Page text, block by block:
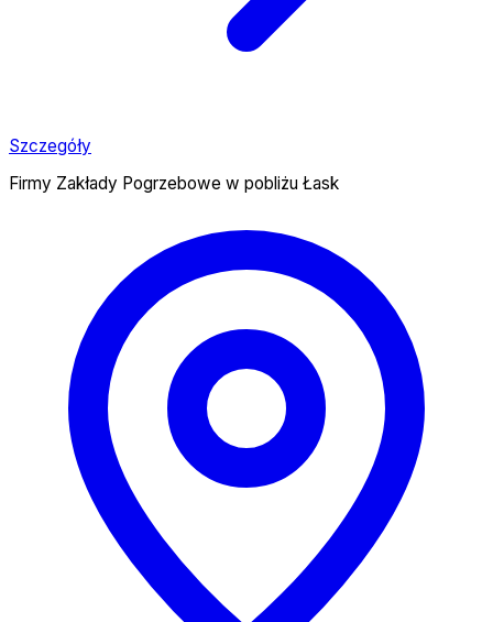
Szczegóły
Firmy Zakłady Pogrzebowe w pobliżu Łask